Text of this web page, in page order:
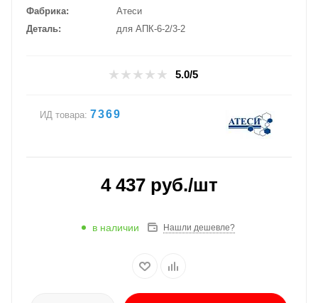
Фабрика
Атеси
Деталь
для АПК-6-2/3-2
5.0/5
ИД товара: 7369
4 437руб./шт
в наличии Нашли дешевле?